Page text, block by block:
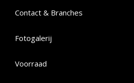
Contact & Branches
Fotogalerij
Voorraad